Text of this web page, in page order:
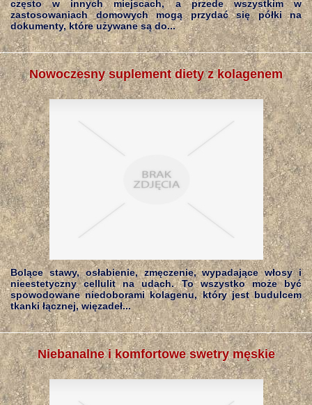
często w innych miejscach, a przede wszystkim w
zastosowaniach domowych mogą przydać się półki na
dokumenty, które używane są do...
Nowoczesny suplement diety z kolagenem
Bolące stawy, osłabienie, zmęczenie, wypadające włosy i
nieestetyczny cellulit na udach. To wszystko może być
spowodowane niedoborami kolagenu, który jest budulcem
tkanki łącznej, więzadeł...
Niebanalne i komfortowe swetry męskie